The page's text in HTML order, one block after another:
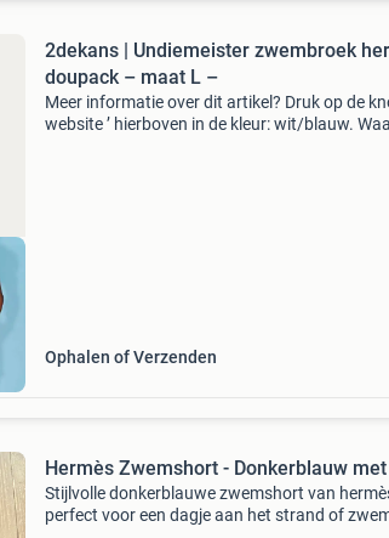
2dekans | Undiemeister zwembroek
doupack – maat L –
Meer informatie over dit artikel? Druk op de
website ’ hierboven in de kleur: wit/blauw.
Ophalen of Verzenden
Hermès Zwemshort - Donkerblauw
Stijlvolle donkerblauwe zwemshort van
perfect voor een dagje aan het strand of